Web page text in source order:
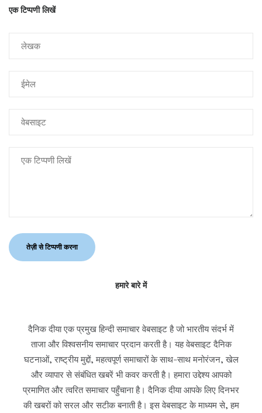
एक टिप्पणी लिखें
हमारे बारे में
दैनिक दीया एक प्रमुख हिन्दी समाचार वेबसाइट है जो भारतीय संदर्भ में
ताजा और विश्वसनीय समाचार प्रदान करती है। यह वेबसाइट दैनिक
घटनाओं, राष्ट्रीय मुद्दों, महत्वपूर्ण समाचारों के साथ-साथ मनोरंजन, खेल
और व्यापार से संबंधित खबरें भी कवर करती है। हमारा उद्देश्य आपको
प्रमाणित और त्वरित समाचार पहुँचाना है। दैनिक दीया आपके लिए दिनभर
की खबरों को सरल और सटीक बनाती है। इस वेबसाइट के माध्यम से, हम